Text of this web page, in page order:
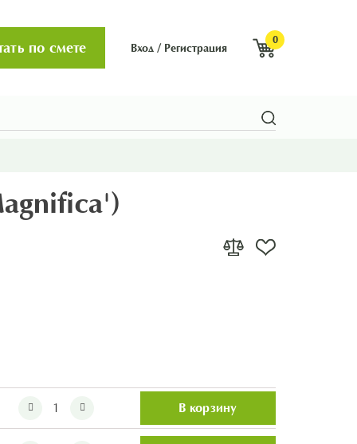
по смете Вход / Регистрация
0
В корзину